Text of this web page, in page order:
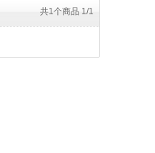
共1个商品 1/1